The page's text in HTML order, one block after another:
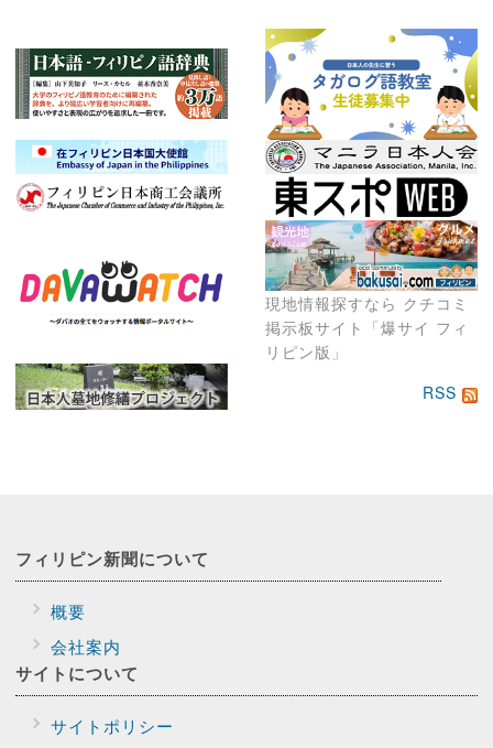
現地情報探すなら クチコミ
掲示板サイト「爆サイ フィ
リピン版」
RSS
フィリピン新聞について
概要
会社案内
サイトについて
サイトポリシー